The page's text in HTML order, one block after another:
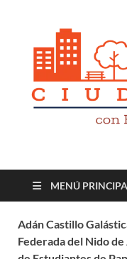
MENÚ
Adán Castillo
Federada del Nido